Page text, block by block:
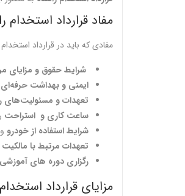
مفاد قرارداد
مفادی که باید در قرارداد
شرایط حقوق و مزایای
ایمنی و بهداشت حرفه‌ای
تعهدات و مسئولیت‌های
ساعت کاری و استراحت
شرایط استفاده از خودرو
تعهدات مرتبط با مالکیت
رگزاری دوره های آموزشی
مزایای قرارداد